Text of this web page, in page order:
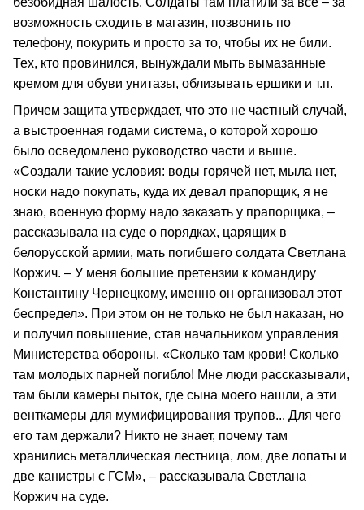
возможность сходить в магазин, позвонить по
телефону, покурить и просто за то, чтобы их не били.
Тех, кто провинился, вынуждали мыть вымазанные
кремом для обуви унитазы, облизывать ершики и т.п.
Причем защита утверждает, что это не частный случай,
а выстроенная годами система, о которой хорошо
было осведомлено руководство части и выше.
«Создали такие условия: воды горячей нет, мыла нет,
носки надо покупать, куда их девал прапорщик, я не
знаю, военную форму надо заказать у прапорщика, –
рассказывала на суде о порядках, царящих в
белорусской армии, мать погибшего солдата Светлана
Коржич. – У меня большие претензии к командиру
Константину Чернецкому, именно он организовал этот
беспредел». При этом он не только не был наказан, но
и получил повышение, став начальником управления
Министерства обороны. «Сколько там крови! Сколько
там молодых парней погибло! Мне люди рассказывали,
там были камеры пыток, где сына моего нашли, а эти
венткамеры для мумифицирования трупов... Для чего
его там держали? Никто не знает, почему там
хранились металлическая лестница, лом, две лопаты и
две канистры с ГСМ», – рассказывала Светлана
Коржич на суде.